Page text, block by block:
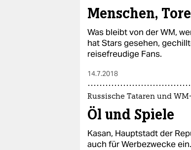
Menschen,
Was bleibt von der WM,
hat Stars gesehen,
reisefreudige Fans.
14.7.2018
Russische Tataren und
Öl und Spiele
Kasan, Hauptstadt der
auch für Werbezwecke